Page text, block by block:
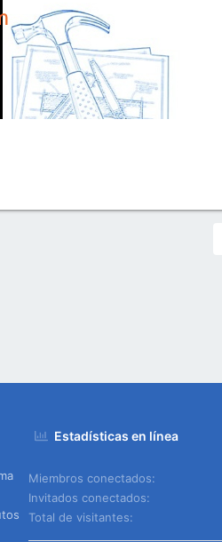
Estadísticas en línea
Miembros conectados
Invitados conectados
Total de visitantes